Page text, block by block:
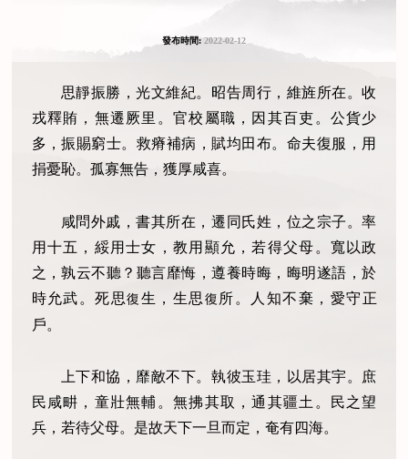
發布時間:2022-02-12
思靜振勝，光文維紀。昭告周行，維旌所在。收
戎釋賄，無遷厥里。官校屬職，因其百吏。公貨少
多，振賜窮士。救瘠補病，賦均田布。命夫復服，用
捐憂恥。孤寡無告，獲厚咸喜。
咸問外戚，書其所在，遷同氏姓，位之宗子。率
用十五，綏用士女，教用顯允，若得父母。寬以政
之，孰云不聽？聽言靡悔，遵養時晦，晦明遂語，於
時允武。死思復 生，生思 復 所。人知不棄，愛守正
戶。
上下和協，靡敵不下。執彼玉珪，以居其宇。庶
民咸畊，童壯無輔。無拂其取，通其疆土。民之望
兵，若待父母。是故天下一旦而定，奄有四海。